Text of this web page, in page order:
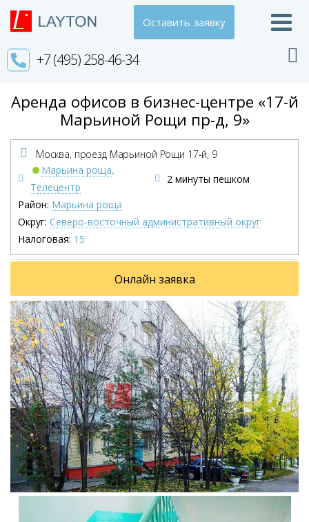
Оставить заявку
+7 (495) 258-46-34
Аренда офисов в бизнес-центре «17-й
Марьиной Рощи пр-д, 9»
Москва, проезд Марьиной Рощи 17-й, 9
Марьина роща,
Телецентр
2 минуты пешком
Район: Марьина роща
Округ: Северо-восточный административный округ
Налоговая: 15
Онлайн заявка